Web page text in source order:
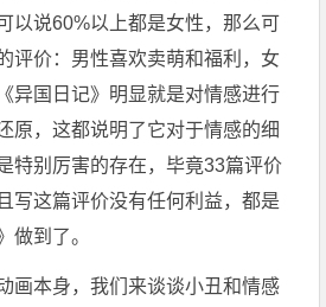
以说60%以上都是女性，那么可
评价：男性喜欢卖萌和福利，女
异国日记》明显就是对情感进行
原，这都说明了它对于情感的细
特别厉害的存在，毕竟33篇评价
写这篇评价没有任何利益，都是
做到了。
画本身，我们来谈谈小丑和情感